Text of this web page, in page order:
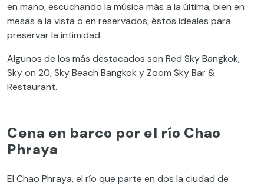
en mano, escuchando la música más a la última, bien en
mesas a la vista o en reservados, éstos ideales para
preservar la intimidad.
Algunos de los más destacados son Red Sky Bangkok,
Sky on 20, Sky Beach Bangkok y Zoom Sky Bar &
Restaurant.
Cena en barco por el río Chao
Phraya
El Chao Phraya, el río que parte en dos la ciudad de